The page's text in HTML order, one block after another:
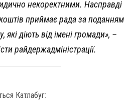
некоректними. Насправді
приймає рада за поданням
які діють від імені громади», –
райдержадміністрації.
Катлабуг: